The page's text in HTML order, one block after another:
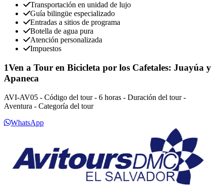
Transportación en unidad de lujo
Guía bilingüe especializado
Entradas a sitios de programa
Botella de agua pura
Atención personalizada
Impuestos
1Ven a Tour en Bicicleta por los Cafetales: Juayúa y
Apaneca
AVI-AV05 - Código del tour - 6 horas - Duración del tour -
Aventura - Categoría del tour
WhatsApp